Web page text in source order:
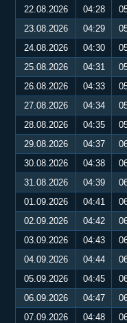
22.08.2026
04:28
23.08.2026
04:29
24.08.2026
04:30
25.08.2026
04:31
26.08.2026
04:33
27.08.2026
04:34
28.08.2026
04:35
29.08.2026
04:37
30.08.2026
04:38
31.08.2026
04:39
01.09.2026
04:41
02.09.2026
04:42
03.09.2026
04:43
04.09.2026
04:44
05.09.2026
04:45
06.09.2026
04:47
07.09.2026
04:48